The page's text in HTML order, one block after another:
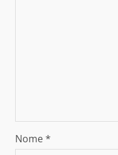
Nome*